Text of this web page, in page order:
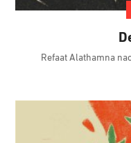
Refaat Alathamna